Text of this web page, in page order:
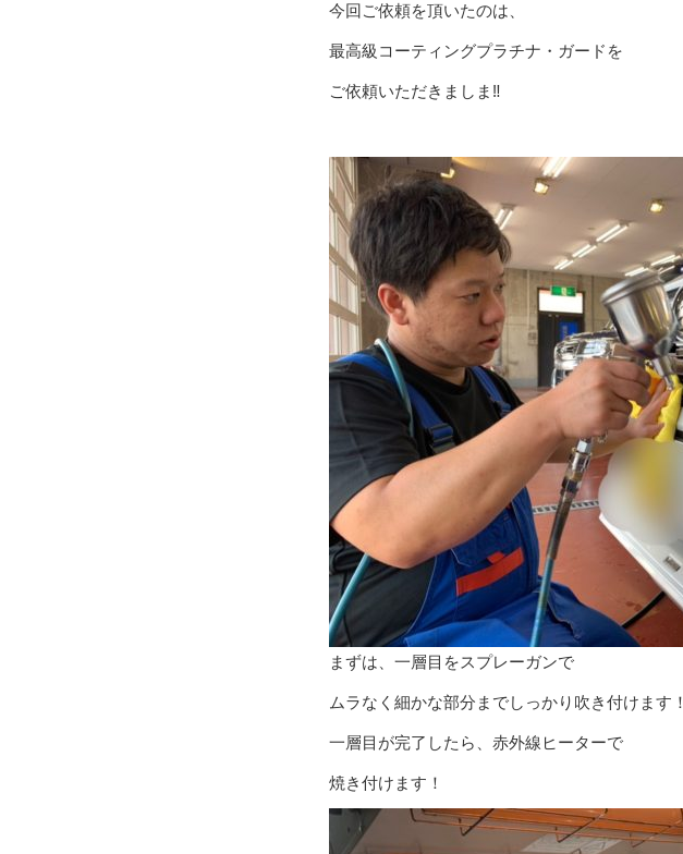
今回ご依頼を頂いたのは、
最高級コーティングプラチナ・ガードを
ご依頼いただきましま‼️
まずは、一層目をスプレーガンで
ムラなく細かな部分までしっかり吹き付けます！
一層目が完了したら、赤外線ヒーターで
焼き付けます！